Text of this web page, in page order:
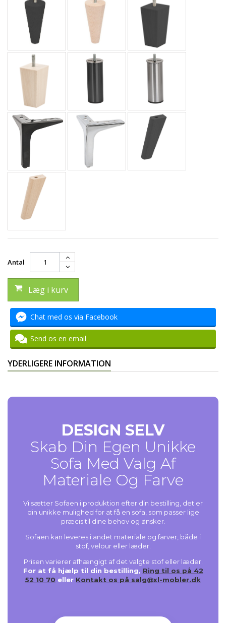
Antal
Læg i kurv
Chat med os via Facebook
Send os en email
YDERLIGERE INFORMATION
DESIGN SELV
Skab Din Egen Unikke
Sofa Med Valg Af
Materiale Og Farve
Vi sætter Sofaen i produktion efter din bestilling, det er
din unikke mulighed for at få en sofa, som passer lige
præcis til dine behov og ønsker.
Sofaen kan leveres i andet materiale og farver, både i
stof, velour eller læder.
Prisen varierer afhængigt af det valgte stof eller læder.
For at få hjælp til din bestilling, Ring til os på 42
52 10 70 eller Kontakt os på salg@xl-mobler.dk